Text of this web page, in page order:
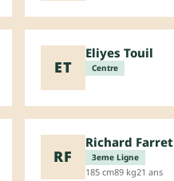
ET
Eliyes Touil
Centre
RF
Richard Farret
3eme Ligne
185 cm89 kg21 ans